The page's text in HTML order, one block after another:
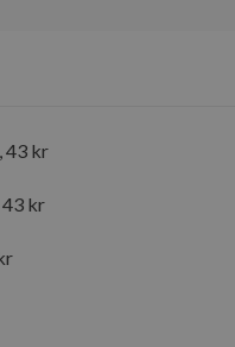
, 43 kr
, 43 kr